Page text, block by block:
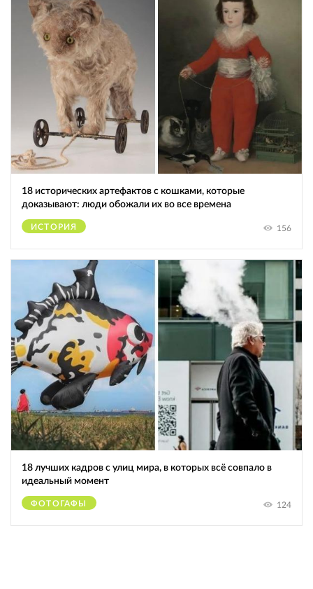
18 исторических артефактов с кошками, которые
доказывают: люди обожали их во все времена
ИСТОРИЯ 156
18 лучших кадров с улиц мира, в которых всё совпало в
идеальный момент
ФОТОГАФЫ 124